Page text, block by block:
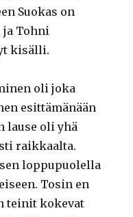
Suokas on
Tohni
kisälli.
oli joka
esittämänään
lause oli yhä
raikkaalta.
loppupuolella
Tosin en
teinit kokevat